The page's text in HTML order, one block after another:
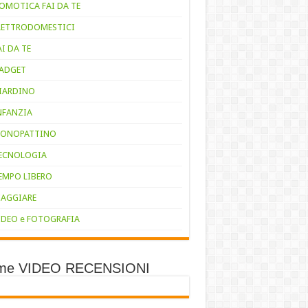
FAI DA TE
DA TE
LIBERO
e FOTOGRAFIA
VIDEO RECENSIONI